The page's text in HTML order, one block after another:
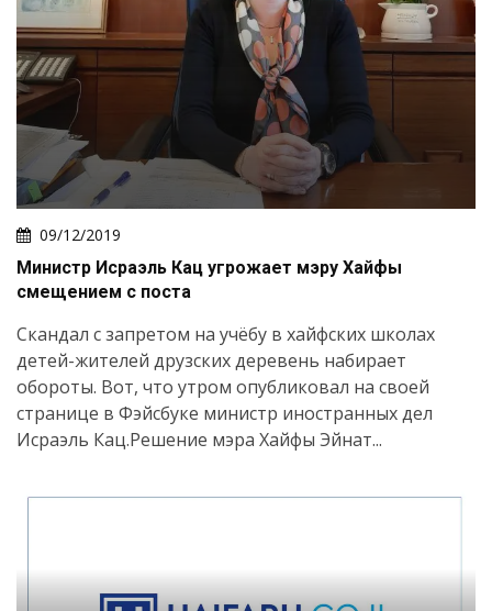
09/12/2019
Министр Исраэль Кац угрожает мэру Хайфы
смещением с поста
Скандал с запретом на учёбу в хайфских школах
детей-жителей друзских деревень набирает
обороты. Вот, что утром опубликовал на своей
странице в Фэйсбуке министр иностранных дел
Исраэль Кац.Решение мэра Хайфы Эйнат...